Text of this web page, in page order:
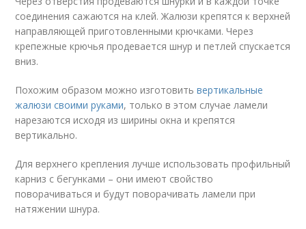
соединения сажаются на клей. Жалюзи крепятся к верхней
направляющей приготовленными крючками. Через
крепежные крючья продевается шнур и петлей спускается
вниз.
Похожим образом можно изготовитьвертикальные
жалюзи своими руками, только в этом случае ламели
нарезаются исходя из ширины окна и крепятся
вертикально.
Для верхнего крепления лучше использовать профильный
карниз с бегунками – они имеют свойство
поворачиваться и будут поворачивать ламели при
натяжении шнура.